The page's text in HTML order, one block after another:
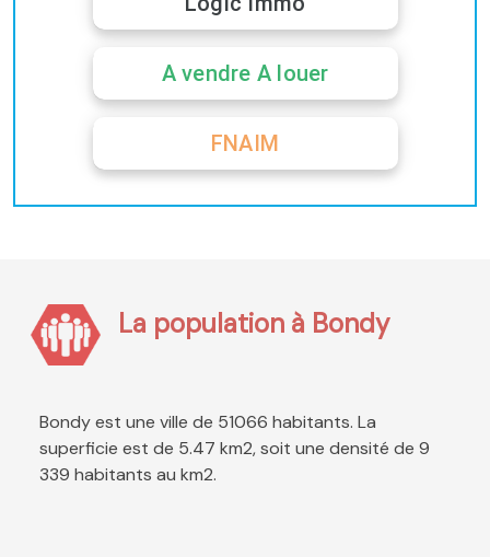
A vendre A louer
FNAIM
La population à Bondy
Bondy est une ville de 51066 habitants. La
superficie est de 5.47 km2, soit une densité de 9
339 habitants au km2.